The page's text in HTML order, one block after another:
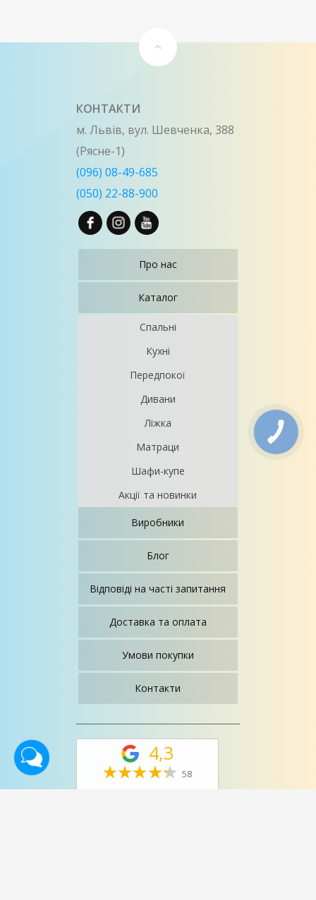
КОНТАКТИ
м. Львів, вул. Шевченка, 388
(Рясне-1)
(096) 08-49-685
(050) 22-88-900
Про нас
Каталог
Спальні
Кухні
Передпокої
Дивани
Ліжка
Матраци
Шафи-купе
Акції та новинки
Виробники
Блог
Відповіді на часті запитання
Доставка та оплата
Умови покупки
Контакти
4,3
58